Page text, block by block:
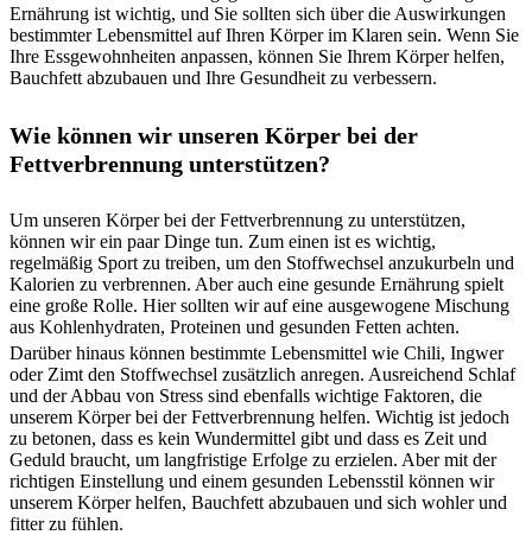
Ernährung ist wichtig, und Sie sollten sich über die Auswirkungen
bestimmter Lebensmittel auf Ihren Körper im Klaren sein. Wenn Sie
Ihre Essgewohnheiten anpassen, können Sie Ihrem Körper helfen,
Bauchfett abzubauen und Ihre Gesundheit zu verbessern.
Wie können wir unseren Körper bei der
Fettverbrennung unterstützen?
Um unseren Körper bei der Fettverbrennung zu unterstützen,
können wir ein paar Dinge tun. Zum einen ist es wichtig,
regelmäßig Sport zu treiben, um den Stoffwechsel anzukurbeln und
Kalorien zu verbrennen. Aber auch eine gesunde Ernährung spielt
eine große Rolle. Hier sollten wir auf eine ausgewogene Mischung
aus Kohlenhydraten, Proteinen und gesunden Fetten achten.
Darüber hinaus können bestimmte Lebensmittel wie Chili, Ingwer
oder Zimt den Stoffwechsel zusätzlich anregen. Ausreichend Schlaf
und der Abbau von Stress sind ebenfalls wichtige Faktoren, die
unserem Körper bei der Fettverbrennung helfen. Wichtig ist jedoch
zu betonen, dass es kein Wundermittel gibt und dass es Zeit und
Geduld braucht, um langfristige Erfolge zu erzielen. Aber mit der
richtigen Einstellung und einem gesunden Lebensstil können wir
unserem Körper helfen, Bauchfett abzubauen und sich wohler und
fitter zu fühlen.